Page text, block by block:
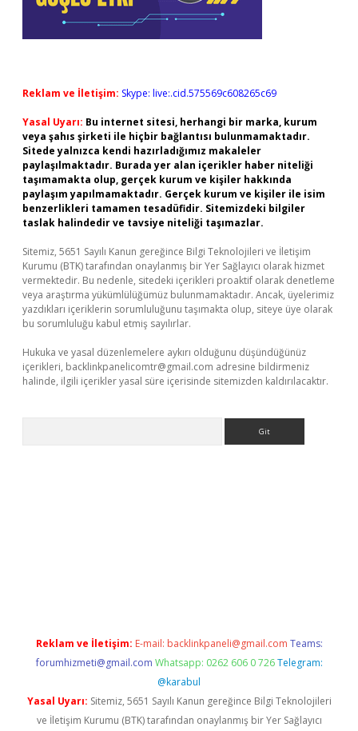
Reklam ve İletişim: Skype: live:.cid.575569c608265c69
Yasal Uyarı: Bu internet sitesi, herhangi bir marka, kurum
veya şahıs şirketi ile hiçbir bağlantısı bulunmamaktadır.
Sitede yalnızca kendi hazırladığımız makaleler
paylaşılmaktadır. Burada yer alan içerikler haber niteliği
taşımamakta olup, gerçek kurum ve kişiler hakkında
paylaşım yapılmamaktadır. Gerçek kurum ve kişiler ile isim
benzerlikleri tamamen tesadüfidir. Sitemizdeki bilgiler
taslak halindedir ve tavsiye niteliği taşımazlar.
Sitemiz, 5651 Sayılı Kanun gereğince Bilgi Teknolojileri ve İletişim
Kurumu (BTK) tarafından onaylanmış bir Yer Sağlayıcı olarak hizmet
vermektedir. Bu nedenle, sitedeki içerikleri proaktif olarak denetleme
veya araştırma yükümlülüğümüz bulunmamaktadır. Ancak, üyelerimiz
yazdıkları içeriklerin sorumluluğunu taşımakta olup, siteye üye olarak
bu sorumluluğu kabul etmiş sayılırlar.
Hukuka ve yasal düzenlemelere aykırı olduğunu düşündüğünüz
içerikleri, backlinkpanelicomtr@gmail.com adresine bildirmeniz
halinde, ilgili içerikler yasal süre içerisinde sitemizden kaldırılacaktır.
Reklam ve İletişim: E-mail: backlinkpaneli@gmail.com Teams:
forumhizmeti@gmail.com Whatsapp: 0262 606 0 726 Telegram:
@karabul
Yasal Uyarı: Sitemiz, 5651 Sayılı Kanun gereğince Bilgi Teknolojileri
ve İletişim Kurumu (BTK) tarafından onaylanmış bir Yer Sağlayıcı